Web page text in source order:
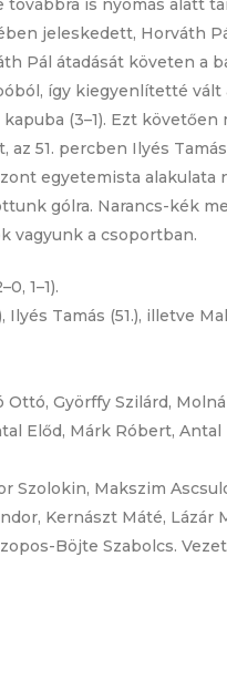
is nyomás alatt
jeleskedett, Horváth
Pál átadását követen a
így kiegyenlítetté vált
(3–1). Ezt
51. percben Ilyés
egyetemista alakulata
gólra. Narancs-kék
vagyunk a csoportban.
1–1).
Tamás (51.), illetve
Györffy Szilárd,
Előd, Márk Róbert, Antal
Makszim
Kernászt Máté, Lázár
Böjte Szabolcs.